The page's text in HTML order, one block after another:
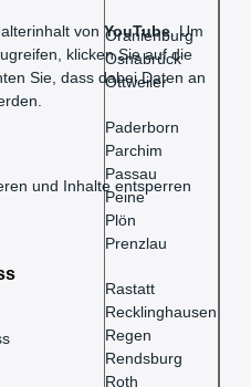
Oranienburg
Osnabrück
Ottweiler
Paderborn
Parchim
Passau
Peine
Plön
Prenzlau
Rastatt
Recklinghausen
Regen
Rendsburg
Roth
von YouTube. Um
klicken Sie auf die
Sie, dass dabei Daten an
und Inhalte entsperren